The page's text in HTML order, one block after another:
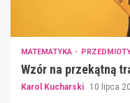
MATEMATYKA
Wzór na przekątną
Karol Kucharski 10 lipca